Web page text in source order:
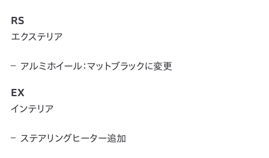
RS
エクステリア
アルミホイール：マットブラックに変更
EX
インテリア
ステアリングヒーター追加